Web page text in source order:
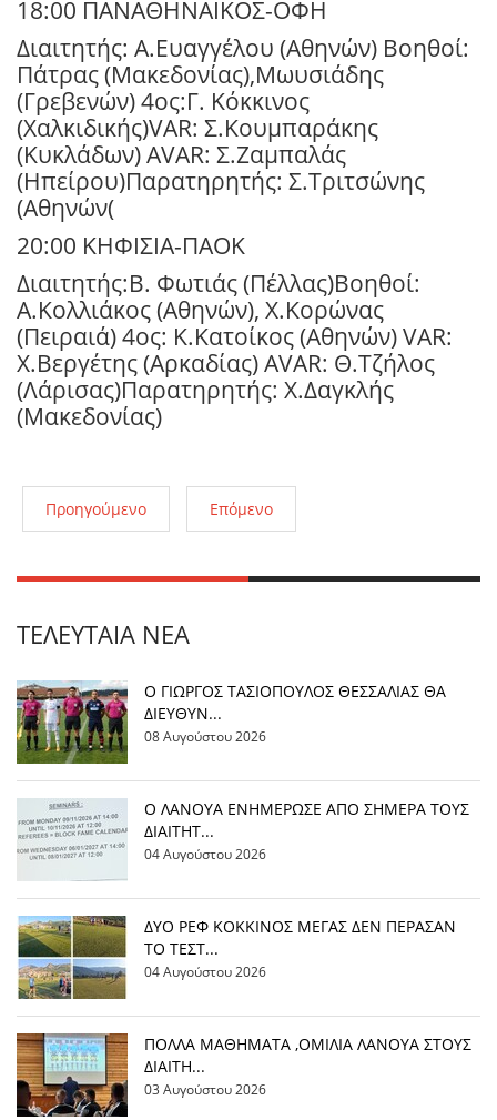
18:00 ΠΑΝΑΘΗΝΑΙΚΟΣ-ΟΦΗ
Διαιτητής: Α.Ευαγγέλου (Αθηνών) Βοηθοί:
Πάτρας (Μακεδονίας),Μωυσιάδης
(Γρεβενών) 4ος:Γ. Κόκκινος
(Χαλκιδικής)VAR: Σ.Κουμπαράκης
(Κυκλάδων) AVAR: Σ.Ζαμπαλάς
(Ηπείρου)Παρατηρητής: Σ.Τριτσώνης
(Αθηνών(
20:00 ΚΗΦΙΣΙΑ-ΠΑΟΚ
Διαιτητής:Β. Φωτιάς (Πέλλας)Βοηθοί:
Α.Κολλιάκος (Αθηνών), Χ.Κορώνας
(Πειραιά) 4ος: Κ.Κατοίκος (Αθηνών) VAR:
Χ.Βεργέτης (Αρκαδίας) AVAR: Θ.Τζήλος
(Λάρισας)Παρατηρητής: Χ.Δαγκλής
(Μακεδονίας)
Προηγούμενο Επόμενο
ΤΕΛΕΥΤΑΊΑ ΝΈΑ
Ο ΓΙΩΡΓΟΣ ΤΑΣΙΟΠΟΥΛΟΣ ΘΕΣΣΑΛΙΑΣ ΘΑ
ΔΙΕΥΘΥΝ...
08 Αυγούστου 2026
Ο ΛΑΝΟΥΑ ΕΝΗΜΕΡΩΣΕ ΑΠΟ ΣΗΜΕΡΑ ΤΟΥΣ
ΔΙΑΙΤΗΤ...
04 Αυγούστου 2026
ΔΥΟ ΡΕΦ ΚΟΚΚΙΝΟΣ ΜΕΓΑΣ ΔΕΝ ΠΕΡΑΣΑΝ
ΤΟ ΤΕΣΤ...
04 Αυγούστου 2026
ΠΟΛΛΑ ΜΑΘΗΜΑΤΑ ,ΟΜΙΛΙΑ ΛΑΝΟΥΑ ΣΤΟΥΣ
ΔΙΑΙΤΗ...
03 Αυγούστου 2026